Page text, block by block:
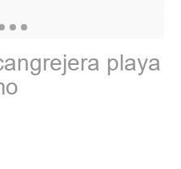
playa